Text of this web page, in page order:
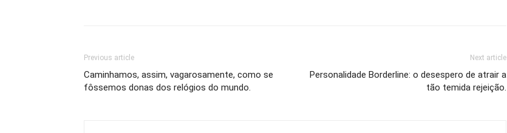
Previous article
Caminhamos, assim, vagarosamente, como se
fôssemos donas dos relógios do mundo.
Next article
Personalidade Borderline: o desespero de atrair a
tão temida rejeição.